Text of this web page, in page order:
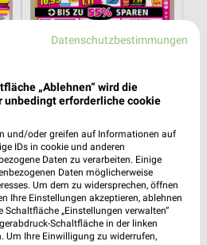
5,6 km
Wochenend Spezial
Noch heute gültig
Datenschutzbestimmungen
„Ablehnen“ wird die
erforderliche cookie
und/oder greifen auf Informationen auf
IDs in cookie und anderen
Daten zu verarbeiten. Einige
Daten möglicherweise
Um dem zu widersprechen, öffnen
Ihre Einstellungen akzeptieren, ablehnen
„Einstellungen verwalten“
Schaltfläche in der linken
Um Ihre Einwilligung zu widerrufen,